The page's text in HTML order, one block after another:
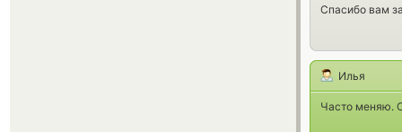
Спасибо вам
Илья
Часто меняю.